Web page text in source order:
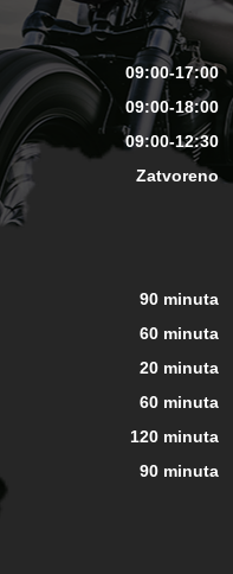
09:00-17:00
09:00-18:00
09:00-12:30
Zatvoreno
90 minuta
60 minuta
20 minuta
60 minuta
120 minuta
90 minuta